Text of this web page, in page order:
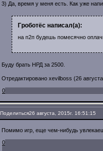
3) Да, время у меня есть. Как уже
Гроботёс написал(а):
на п2п будешь помесячно
Буду брать НРД за 2500.
Отредактировано xevilboss (26
0
Поделиться26 августа, 2015г. 16:51:15
Помимо игр, еще чем-нибудь
0